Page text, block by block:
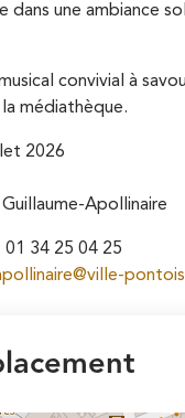
dans une ambiance
convivial à
médiathèque.
2026
Apollinaire
01 34 25 04 25